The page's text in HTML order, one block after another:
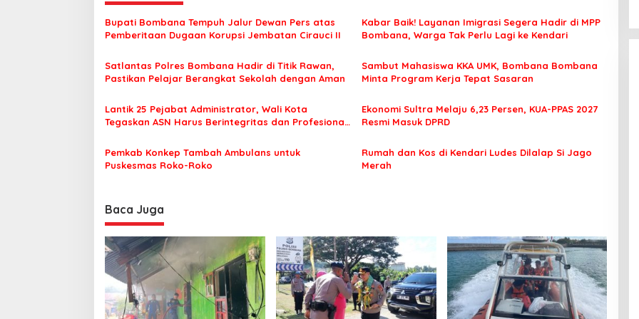
a
s
i
p
s
Bupati Bombana Tempuh Jalur Dewan Pers atas
Pemberitaan Dugaan Korupsi Jembatan Cirauci II
Kabar Baik! Layanan Imigrasi Segera Hadir di MPP
Bombana, Warga Tak Perlu Lagi ke Kendari
Satlantas Polres Bombana Hadir di Titik Rawan,
Pastikan Pelajar Berangkat Sekolah dengan Aman
Sambut Mahasiswa KKA UMK, Bombana Bombana
Minta Program Kerja Tepat Sasaran
Lantik 25 Pejabat Administrator, Wali Kota
Tegaskan ASN Harus Berintegritas dan Profesional
Ekonomi Sultra Melaju 6,23 Persen, KUA-PPAS 2027
Resmi Masuk DPRD
Pemkab Konkep Tambah Ambulans untuk
Puskesmas Roko-Roko
Rumah dan Kos di Kendari Ludes Dilalap Si Jago
Merah
Baca Juga